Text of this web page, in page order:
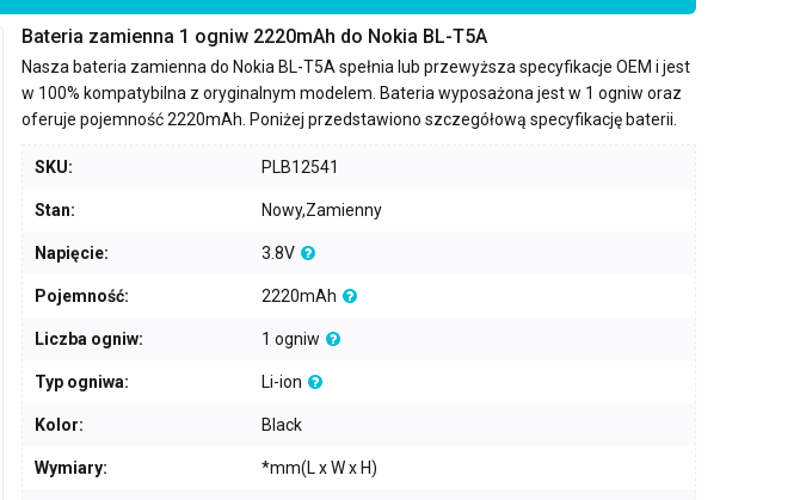
Bateria zamienna 1 ogniw 2220mAh do Nokia BL-T5A
Nasza bateria zamienna do Nokia BL-T5A spełnia lub przewyższa specyfikacje OEM i jest
w 100% kompatybilna z oryginalnym modelem. Bateria wyposażona jest w 1 ogniw oraz
oferuje pojemność2220mAh . Poniżej przedstawiono szczegółową specyfikację baterii.
SKU: PLB12541
Stan: Nowy,Zamienny
Napięcie: 3.8V
Pojemność: 2220mAh
Liczba ogniw: 1 ogniw
Typ ogniwa: Li-ion
Kolor: Black
Wymiary: *mm(L x W x H)